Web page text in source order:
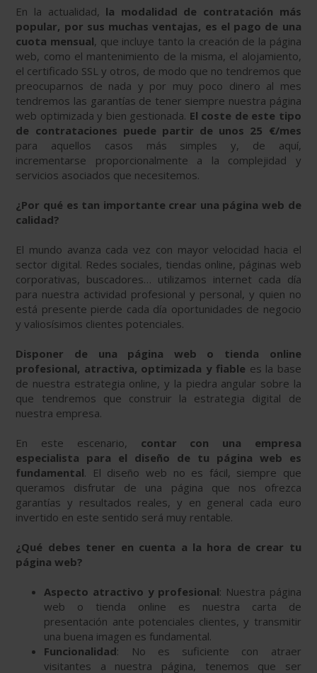
En la actualidad, la modalidad de contratación más
popular, por sus muchas ventajas, es el pago de una
cuota mensual, que incluye tanto la creación de la página
web, como el mantenimiento de la misma, el alojamiento,
el certificado SSL y otros, de modo que no tendremos que
preocuparnos de nada y por muy poco dinero al mes
tendremos las garantías de tener siempre nuestra página
web optimizada y bien gestionada. El coste de este tipo
de contrataciones puede partir de unos 25 €/mes
para aquellos casos más simples y, de aquí,
incrementarse proporcionalmente a la complejidad y
servicios asociados que necesitemos.
¿Por qué es tan importante crear una página web de
calidad?
El mundo avanza cada vez con mayor velocidad hacia el
sector digital. Redes sociales, tiendas online, páginas web
corporativas, buscadores… utilizamos internet cada día
para nuestra actividad profesional y personal, y quien no
está presente pierde cada día oportunidades de negocio
y valiosísimos clientes potenciales.
Disponer de una página web o tienda online
profesional, atractiva, optimizada y fiable es la base
de nuestra estrategia online, y la piedra angular sobre la
que tendremos que construir la estrategia digital de
nuestra empresa.
En este escenario, contar con una empresa
especialista para el diseño de tu página web es
fundamental. El diseño web no es fácil, siempre que
queramos disfrutar de una página que nos ofrezca
garantías y resultados reales, y en general cada euro
invertido en este sentido será muy rentable.
¿Qué debes tener en cuenta a la hora de crear tu
página web?
Aspecto atractivo y profesional: Nuestra página
web o tienda online es nuestra carta de
presentación ante potenciales clientes, y transmitir
una buena imagen es fundamental.
Funcionalidad: No es suficiente con atraer
visitantes a nuestra página, tenemos que ser